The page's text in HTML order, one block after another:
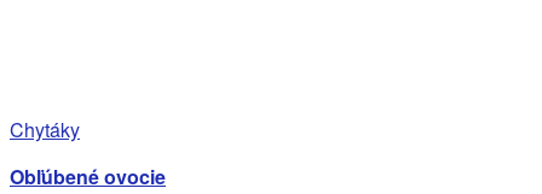
Chytáky
Obľúbené ovocie